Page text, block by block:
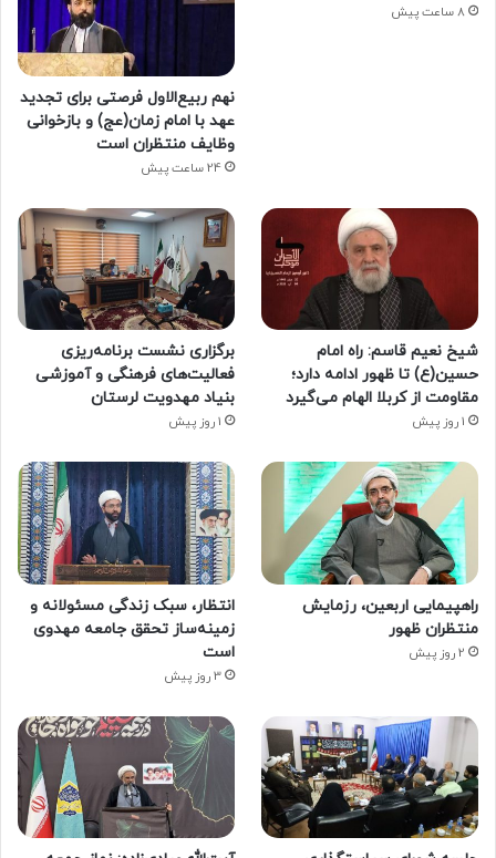
8 ساعت پیش
نهم ربیع‌الاول فرصتی برای تجدید
عهد با امام زمان(عج) و بازخوانی
وظایف منتظران است
24 ساعت پیش
شیخ نعیم قاسم: راه امام
حسین(ع) تا ظهور ادامه دارد؛
مقاومت از کربلا الهام می‌گیرد
1 روز پیش
برگزاری نشست برنامه‌ریزی
فعالیت‌های فرهنگی و آموزشی
بنیاد مهدویت لرستان
1 روز پیش
راهپیمایی اربعین، رزمایش
منتظران ظهور
2 روز پیش
انتظار، سبک زندگی مسئولانه و
زمینه‌ساز تحقق جامعه مهدوی
است
3 روز پیش